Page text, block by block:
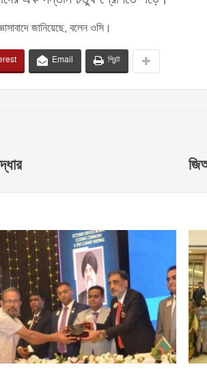
জানিয়েছে, বলেন ওসি।
Email প্রিন্ট